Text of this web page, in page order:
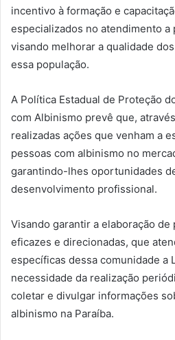
incentivo à formação e
especializados no atendimento a
visando melhorar a qualidade
essa população.
A Política Estadual de Proteção
com Albinismo prevê que,
realizadas ações que venham a
pessoas com albinismo no
garantindo-lhes oportunidades
desenvolvimento profissional.
Visando garantir a elaboração
eficazes e direcionadas, que
específicas dessa comunidade a
necessidade da realização
coletar e divulgar informações
albinismo na Paraíba.